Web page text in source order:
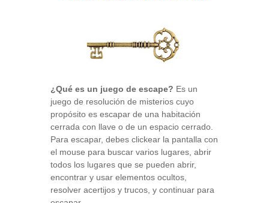
¿Qué es un juego de escape? Es un
juego de resolución de misterios cuyo
propósito es escapar de una habitación
cerrada con llave o de un espacio cerrado.
Para escapar, debes clickear la pantalla con
el mouse para buscar varios lugares, abrir
todos los lugares que se pueden abrir,
encontrar y usar elementos ocultos,
resolver acertijos y trucos, y continuar para